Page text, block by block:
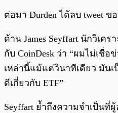
ต่อมา Durden ได้ลบ tweet ขอ
ด้าน James Seyffart นักวิเคร
กับ CoinDesk ว่า “ผมไม่เชื่
เหล่านี้แม้แต่วินาทีเดียว มัน
ดีเกี่ยวกับ ETF”
Seyffart ย้ำถึงความจำเป็นที่